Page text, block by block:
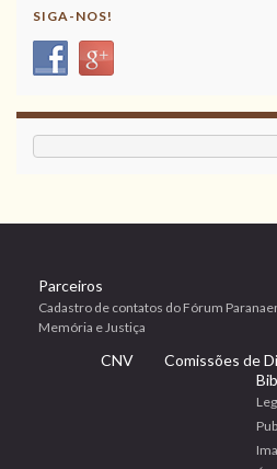
SIGA-NOS!
Parceiros
Cadastro de contatos do Fórum
Memória e Justiça
CNV
Comissões de